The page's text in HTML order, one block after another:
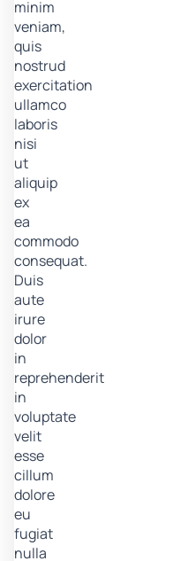
minim
veniam,
quis
nostrud
exercitation
ullamco
laboris
nisi
ut
aliquip
ex
ea
commodo
consequat.
Duis
aute
irure
dolor
in
reprehenderit
in
voluptate
velit
esse
cillum
dolore
eu
fugiat
nulla